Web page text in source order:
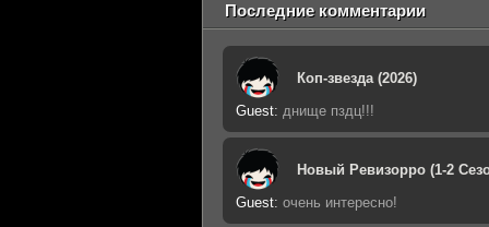
Последние комментарии
Коп-звезда (2026)
Guest: днище пздц!!!
Новый Ревизорро (1-2
Guest: очень интересно!